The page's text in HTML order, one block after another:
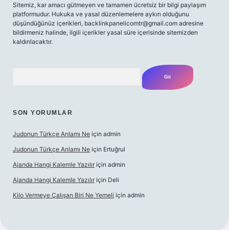
Sitemiz, kar amacı gütmeyen ve tamamen ücretsiz bir bilgi paylaşım
platformudur. Hukuka ve yasal düzenlemelere aykırı olduğunu
düşündüğünüz içerikleri, backlinkpanelicomtr@gmail.com adresine
bildirmeniz halinde, ilgili içerikler yasal süre içerisinde sitemizden
kaldırılacaktır.
SON YORUMLAR
Judonun Türkçe Anlamı Ne için admin
Judonun Türkçe Anlamı Ne için Ertuğrul
Ajanda Hangi Kalemle Yazılır için admin
Ajanda Hangi Kalemle Yazılır için Deli
Kilo Vermeye Çalışan Biri Ne Yemeli için admin